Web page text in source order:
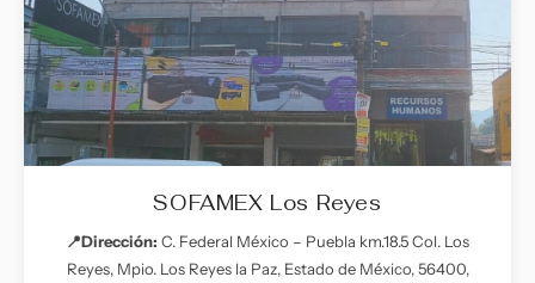
SOFAMEX Los Reyes
📍Dirección: C. Federal México – Puebla km.18.5 Col. Los
Reyes, Mpio. Los Reyes la Paz, Estado de México, 56400,